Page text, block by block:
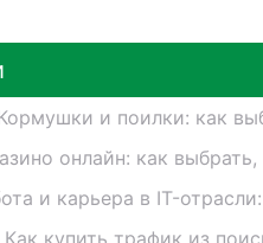
и поилки: как
онлайн: как
и карьера в IT-